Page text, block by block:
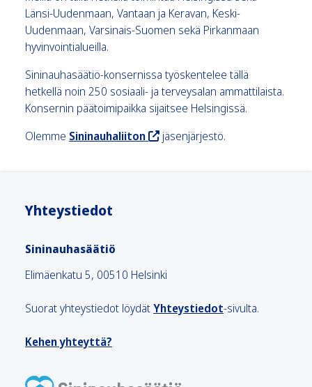
Länsi-Uudenmaan, Vantaan ja Keravan, Keski-
Uudenmaan, Varsinais-Suomen sekä Pirkanmaan
hyvinvointialueilla.
Sininauhasäätiö-konsernissa työskentelee tällä
hetkellä noin 250 sosiaali- ja terveysalan ammattilaista.
Konsernin päätoimipaikka sijaitsee Helsingissä.
Olemme Sininauhaliiton jäsenjärjestö.
Yhteystiedot
Sininauhasäätiö
Elimäenkatu 5, 00510 Helsinki
Suorat yhteystiedot löydätYhteystiedot-sivulta.
Kehen yhteyttä?